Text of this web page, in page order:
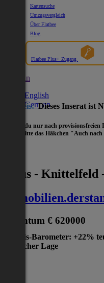
Kartensuche
Umzugsvergleich
Über Flatbee
Blog
Flatbee Plus+ Zugang
German
English
German
Hinweis:Dieses Inserat ist
- Wenn du nur nach
bitte das Häkchen "Auch
Haus - Knittelfeld
Eigentum € 620000
Preis-Barometer: +22%
gleicher Lage